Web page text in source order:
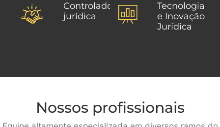
Controladoria
jurídica
Tecnologia
e Inovação
Jurídica
Nossos profissionais